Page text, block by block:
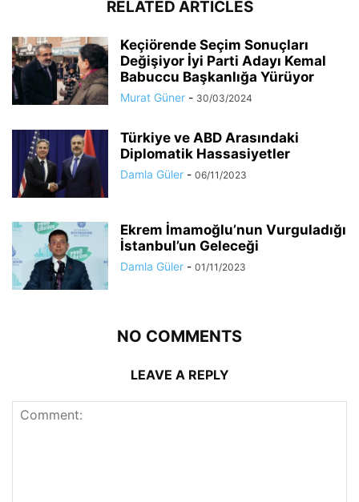
RELATED ARTICLES
Keçiörende Seçim Sonuçları
Değişiyor İyi Parti Adayı Kemal
Babuccu Başkanlığa Yürüyor
Murat Güner - 30/03/2024
Türkiye ve ABD Arasındaki
Diplomatik Hassasiyetler
Damla Güler - 06/11/2023
Ekrem İmamoğlu’nun Vurguladığı
İstanbul’un Geleceği
Damla Güler - 01/11/2023
NO COMMENTS
LEAVE A REPLY